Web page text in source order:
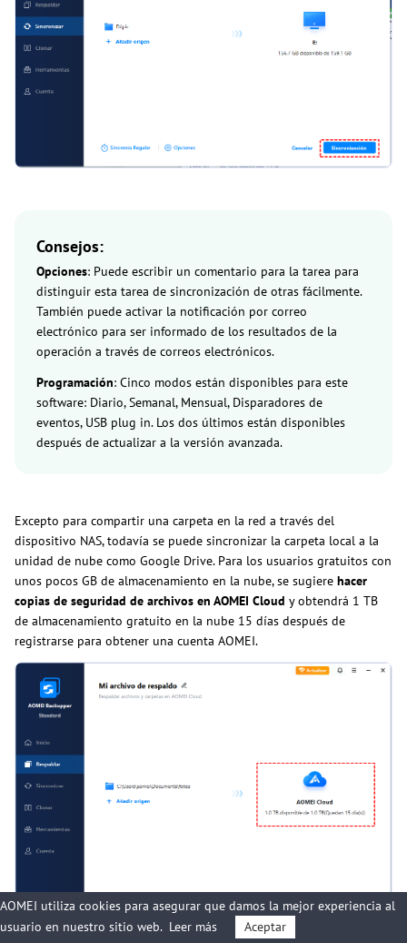
Consejos:
Opciones: Puede escribir un comentario para la tarea para
distinguir esta tarea de sincronización de otras fácilmente.
También puede activar la notificación por correo
electrónico para ser informado de los resultados de la
operación a través de correos electrónicos.
Programación: Cinco modos están disponibles para este
software: Diario, Semanal, Mensual, Disparadores de
eventos, USB plug in. Los dos últimos están disponibles
después de actualizar a la versión avanzada.
Excepto para compartir una carpeta en la red a través del
dispositivo NAS, todavía se puede sincronizar la carpeta local a la
unidad de nube como Google Drive. Para los usuarios gratuitos con
unos pocos GB de almacenamiento en la nube, se sugiere hacer
copias de seguridad de archivos en AOMEI Cloud y obtendrá 1 TB
de almacenamiento gratuito en la nube 15 días después de
registrarse para obtener una cuenta AOMEI.
AOMEI utiliza cookies para asegurar que damos la mejor experiencia al
usuario en nuestro sitio web. Leer más Aceptar